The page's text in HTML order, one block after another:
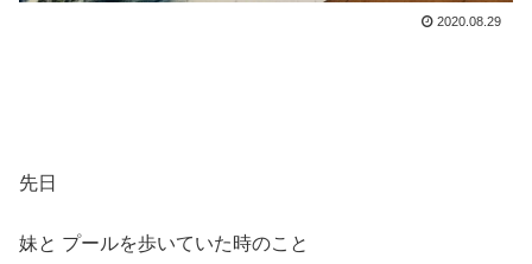
2020.08.29
先日
妹と プールを歩いていた時のこと